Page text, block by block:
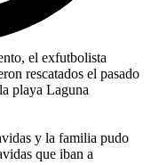
el exfutbolista
rescatados el pasado
playa Laguna
y la familia pudo
que iban a